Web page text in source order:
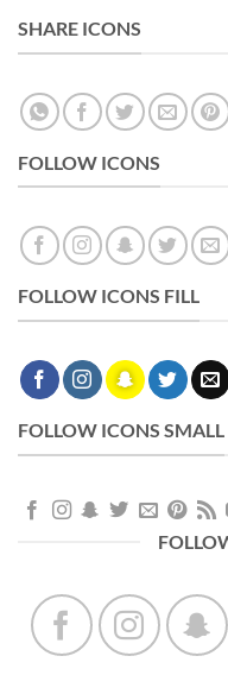
SHARE ICONS
FOLLOW ICONS
FOLLOW ICONS FILL
FOLLOW ICONS SMALL